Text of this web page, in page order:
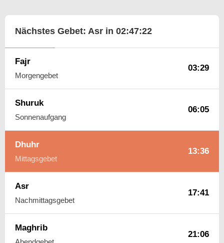
Nächstes Gebet: Asr in 02:47:21
Fajr
Morgengebet
03:29
Shuruk
Sonnenaufgang
06:05
Dhuhr
Mittagsgebet
13:36
Asr
Nachmittagsgebet
17:41
Maghrib
21:06